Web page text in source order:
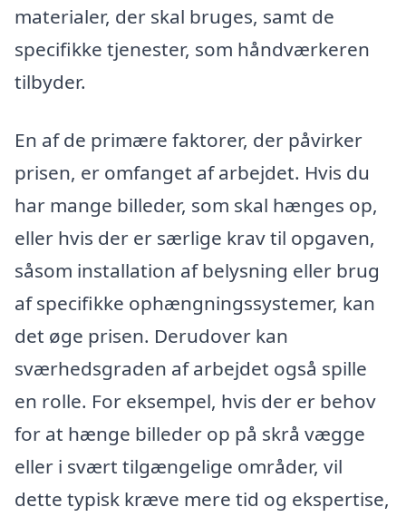
materialer, der skal bruges, samt de
specifikke tjenester, som håndværkeren
tilbyder.
En af de primære faktorer, der påvirker
prisen, er omfanget af arbejdet. Hvis du
har mange billeder, som skal hænges op,
eller hvis der er særlige krav til opgaven,
såsom installation af belysning eller brug
af specifikke ophængningssystemer, kan
det øge prisen. Derudover kan
sværhedsgraden af arbejdet også spille
en rolle. For eksempel, hvis der er behov
for at hænge billeder op på skrå vægge
eller i svært tilgængelige områder, vil
dette typisk kræve mere tid og ekspertise,